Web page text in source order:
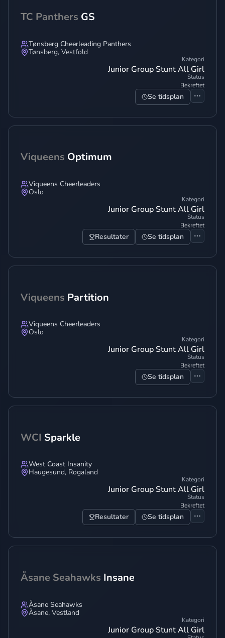
TC Panthers GS
Tønsberg Cheerleading Panthers
Tønsberg, Vestfold
Kategori
Junior Group Stunt All Girl
Status
Bekreftet
Se tidsplan
Viqueens Optimum
Viqueens Cheerleaders
Oslo
Kategori
Junior Group Stunt All Girl
Status
Bekreftet
Resultater Se tidsplan
Viqueens Partition
Viqueens Cheerleaders
Oslo
Kategori
Junior Group Stunt All Girl
Status
Bekreftet
Se tidsplan
WCI Sparkle
West Coast Insanity
Haugesund, Rogaland
Kategori
Junior Group Stunt All Girl
Status
Bekreftet
Resultater Se tidsplan
Åsane Seahawks Insane
Åsane Seahawks
Åsane, Vestland
Kategori
Junior Group Stunt All Girl